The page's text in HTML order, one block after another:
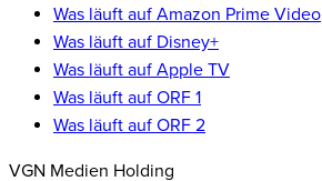
Was läuft auf Amazon Prime Video
Was läuft auf Disney+
Was läuft auf Apple TV
Was läuft auf ORF 1
Was läuft auf ORF 2
VGN Medien Holding